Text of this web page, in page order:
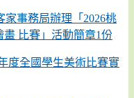
家事務局辦理「2026桃
畫 比賽」活動簡章1份
度全國學生美術比賽實